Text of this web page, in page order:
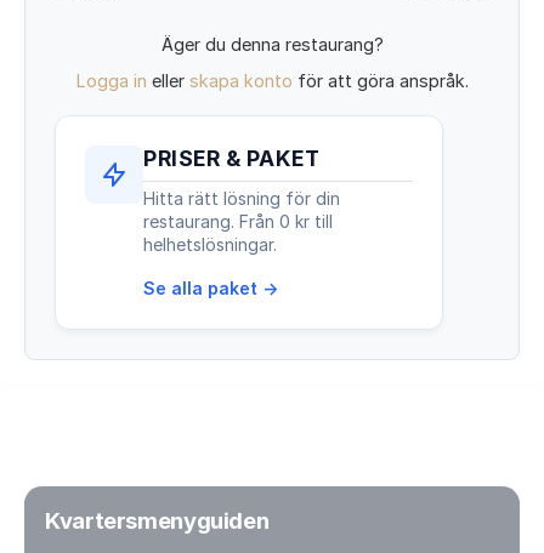
Äger du denna restaurang?
Logga in eller skapa konto för att göra anspråk.
PRISER & PAKET
Hitta rätt lösning för din
restaurang. Från 0 kr till
helhetslösningar.
Se alla paket →
Kvartersmenyguiden